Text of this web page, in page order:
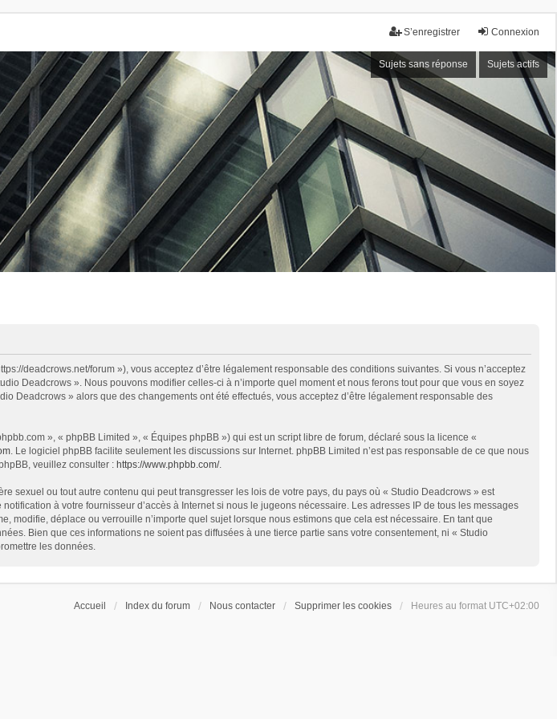
Connexion
S’enregistrer
Sujets sans réponse Sujets actifs
deadcrows.net/forum »), vous acceptez d’être légalement responsable des conditions suivantes. Si vous n’acceptez
Deadcrows ». Nous pouvons modifier celles-ci à n’importe quel moment et nous ferons tout pour que vous en soyez
Deadcrows » alors que des changements ont été effectués, vous acceptez d’être légalement responsable des
», « phpBB Limited », « Équipes phpBB ») qui est un script libre de forum, déclaré sous la licence «
. Le logiciel phpBB facilite seulement les discussions sur Internet. phpBB Limited n’est pas responsable de ce que nous
veuillez consulter : https://www.phpbb.com/.
sexuel ou tout autre contenu qui peut transgresser les lois de votre pays, du pays où « Studio Deadcrows » est
à votre fournisseur d’accès à Internet si nous le jugeons nécessaire. Les adresses IP de tous les messages
déplace ou verrouille n’importe quel sujet lorsque nous estimons que cela est nécessaire. En tant que
Bien que ces informations ne soient pas diffusées à une tierce partie sans votre consentement, ni « Studio
les données.
Accueil Index du forum Nous contacter Supprimer les cookies Heures au format UTC+02:00